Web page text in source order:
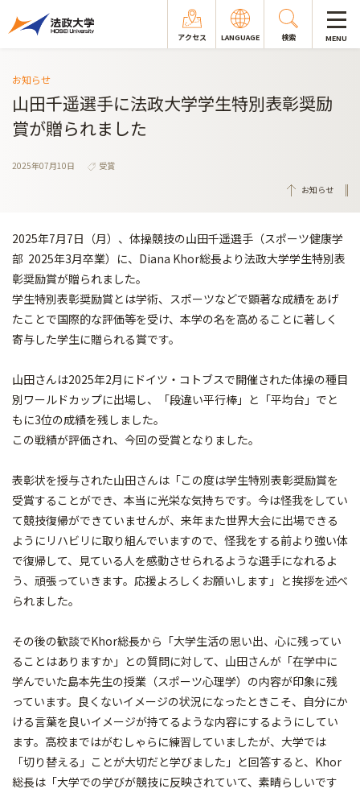
アクセス LANGUAGE 検索 MENU
お知らせ
山田千遥選手に法政大学学生特別表彰奨励
賞が贈られました
2025年07月10日
受賞
お知らせ
2025年7月7日（月）、体操競技の山田千遥選手（スポーツ健康学
部 2025年3月卒業）に、Diana Khor総長より法政大学学生特別表
彰奨励賞が贈られました。
学生特別表彰奨励賞とは学術、スポーツなどで顕著な成績をあげ
たことで国際的な評価等を受け、本学の名を高めることに著しく
寄与した学生に贈られる賞です。
山田さんは2025年2月にドイツ・コトブスで開催された体操の種目
別ワールドカップに出場し、「段違い平行棒」と「平均台」でと
もに3位の成績を残しました。
この戦績が評価され、今回の受賞となりました。
表彰状を授与された山田さんは「この度は学生特別表彰奨励賞を
受賞することができ、本当に光栄な気持ちです。今は怪我をしてい
て競技復帰ができていませんが、来年また世界大会に出場できる
ようにリハビリに取り組んでいますので、怪我をする前より強い体
で復帰して、見ている人を感動させられるような選手になれるよ
う、頑張っていきます。応援よろしくお願いします」と挨拶を述べ
られました。
その後の歓談でKhor総長から「大学生活の思い出、心に残ってい
ることはありますか」との質問に対して、山田さんが「在学中に
学んでいた島本先生の授業（スポーツ心理学）の内容が印象に残
っています。良くないイメージの状況になったときこそ、自分にか
ける言葉を良いイメージが持てるような内容にするようにしてい
ます。高校まではがむしゃらに練習していましたが、大学では
「切り替える」ことが大切だと学びました」と回答すると、Khor
総長は「大学での学びが競技に反映されていて、素晴らしいです